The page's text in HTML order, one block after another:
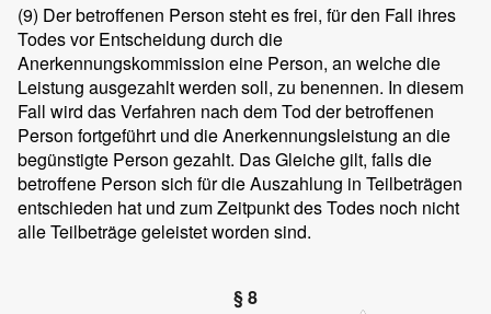
(9) Der betroffenen Person steht es frei, für den Fall ihres
Todes vor Entscheidung durch die
Anerkennungskommission eine Person, an welche die
Leistung ausgezahlt werden soll, zu benennen. In diesem
Fall wird das Verfahren nach dem Tod der betroffenen
Person fortgeführt und die Anerkennungsleistung an die
begünstigte Person gezahlt. Das Gleiche gilt, falls die
betroffene Person sich für die Auszahlung in Teilbeträgen
entschieden hat und zum Zeitpunkt des Todes noch nicht
alle Teilbeträge geleistet worden sind.
§ 8